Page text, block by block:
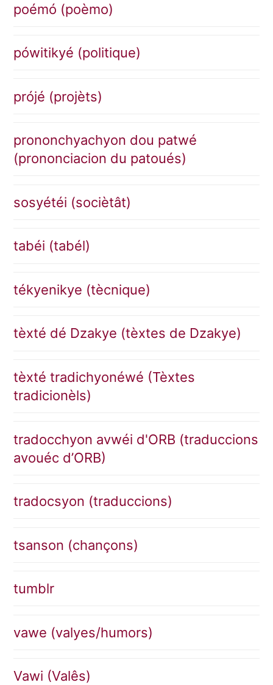
poémó (poèmo)
pówitikyé (politique)
prójé (projèts)
prononchyachyon dou patwé
(prononciacion du patoués)
sosyétéi (sociètât)
tabéi (tabél)
tékyenikye (tècnique)
tèxté dé Dzakye (tèxtes de Dzakye)
tèxté tradichyonéwé (Tèxtes
tradicionèls)
tradocchyon avwéi d'ORB (traduccions
avouéc d’ORB)
tradocsyon (traduccions)
tsanson (chançons)
tumblr
vawe (valyes/humors)
Vawi (Valês)